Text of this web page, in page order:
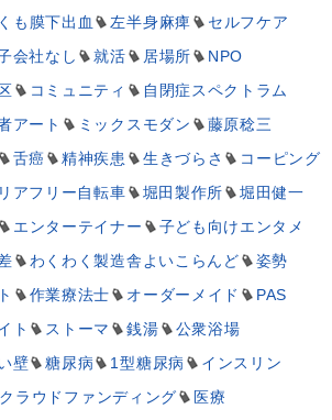
くも膜下出血 左半身麻痺
セルフケア
会社なし 就活 居場所
NPO
コミュニティ
自閉症スペクトラム
アート ミックスモダン
藤原稔三
舌癌 精神疾患 生きづらさ
コーピング
アフリー自転車 堀田製作所
堀田健一
エンターテイナー
子ども向けエンタメ
わくわく製造舎よいこらんど
姿勢
作業療法士 オーダーメイド
PAS
ト ストーマ 銭湯
公衆浴場
壁 糖尿病 1型糖尿病
インスリン
クラウドファンディング
医療